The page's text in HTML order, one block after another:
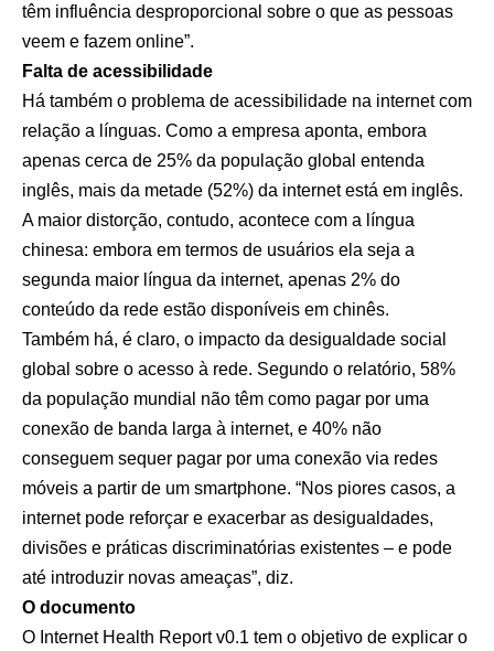
têm influência desproporcional sobre o que as pessoas
veem e fazem online”.
Falta de acessibilidade
Há também o problema de acessibilidade na internet com
relação a línguas. Como a empresa aponta, embora
apenas cerca de 25% da população global entenda
inglês, mais da metade (52%) da internet está em inglês.
A maior distorção, contudo, acontece com a língua
chinesa: embora em termos de usuários ela seja a
segunda maior língua da internet, apenas 2% do
conteúdo da rede estão disponíveis em chinês.
Também há, é claro, o impacto da desigualdade social
global sobre o acesso à rede. Segundo o relatório, 58%
da população mundial não têm como pagar por uma
conexão de banda larga à internet, e 40% não
conseguem sequer pagar por uma conexão via redes
móveis a partir de um smartphone. “Nos piores casos, a
internet pode reforçar e exacerbar as desigualdades,
divisões e práticas discriminatórias existentes – e pode
até introduzir novas ameaças”, diz.
O documento
O Internet Health Report v0.1 tem o objetivo de explicar o